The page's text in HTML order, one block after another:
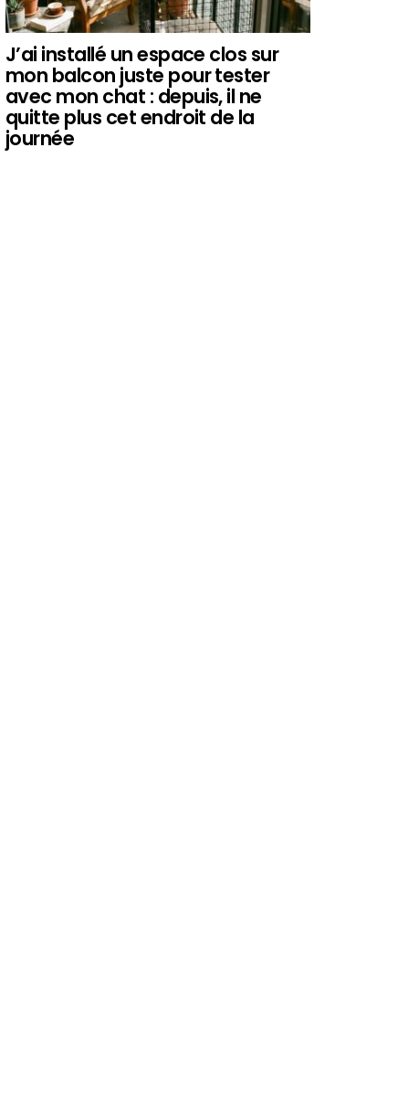
J’ai installé un espace clos sur
mon balcon juste pour tester
avec mon chat : depuis, il ne
quitte plus cet endroit de la
journée